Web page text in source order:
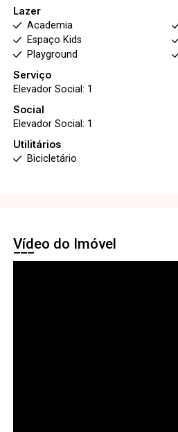
Lazer
Academia
Espaço Kids
Playground
Serviço
Elevador Social: 1
Social
Elevador Social: 1
Utilitários
Bicicletário
Vídeo do Imóvel